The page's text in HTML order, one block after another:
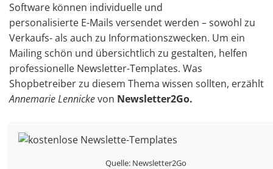
Software können individuelle und
personalisierte E-Mails versendet werden – sowohl zu
Verkaufs- als auch zu Informationszwecken. Um ein
Mailing schön und übersichtlich zu gestalten, helfen
professionelle Newsletter-Templates. Was
Shopbetreiber zu diesem Thema wissen sollten, erzählt
Annemarie Lennickevon Newsletter2Go.
Quelle: Newsletter2Go